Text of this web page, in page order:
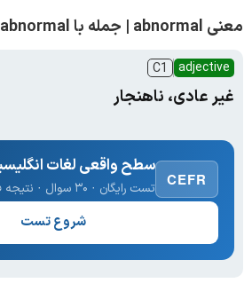
معنی abnormal | جمله با abnormal
adjective
C1
غیر عادی، ناهنجار
CEFR
سطح واقعی لغات
تست رایگان · ۳۰ سوال · نتیجه فوری
شروع تست